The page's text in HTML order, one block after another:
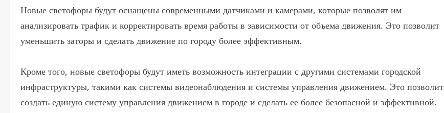
Новые светофоры будут оснащены современными датчиками и камерами, которые позволят им
анализировать трафик и корректировать время работы в зависимости от объема движения. Это позволит
уменьшить заторы и сделать движение по городу более эффективным.
Кроме того, новые светофоры будут иметь возможность интеграции с другими системами городской
инфраструктуры, такими как системы видеонаблюдения и системы управления движением. Это позволит
создать единую систему управления движением в городе и сделать ее более безопасной и эффективной.